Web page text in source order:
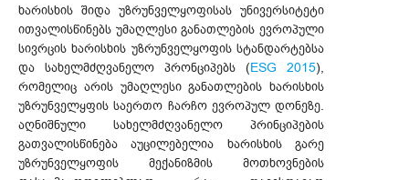
ხარისხის შიდა უზრუნველყოფისას უნივერსიტეტი
ითვალისწინებს უმაღლესი განათლების ევროპული
სივრცის ხარისხის უზრუნველყოფის სტანდარტებსა
და სახელმძღვანელო პრონციპებს (ESG 2015),
რომელიც არის უმაღლესი განათლების ხარისხის
უზრუნველყფის საერთო ჩარჩო ევროპულ დონეზე.
აღნიშნული სახელმძღვანელო პრინციპების
გათვალისწინება აუცილებელია ხარისხის გარე
უზრუნველყოფის მექანიზმის მოთხოვნების